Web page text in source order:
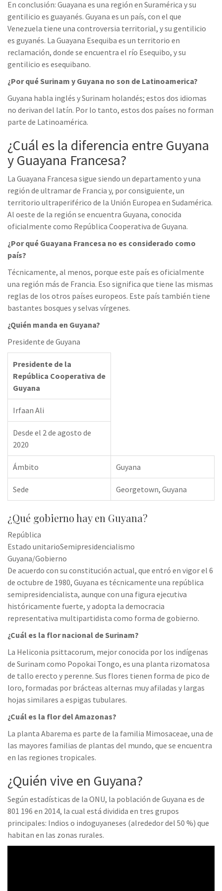
En conclusión: Guayana es una región en Suramérica y su
gentilicio es guayanés. Guyana es un país, con el que
Venezuela tiene una controversia territorial, y su gentilicio
es guyanés. La Guayana Esequiba es un territorio en
reclamación, donde se encuentra el río Esequibo, y su
gentilicio es esequibano.
¿Por qué Surinam y Guyana no son de Latinoamerica?
Guyana habla inglés y Surinam holandés; estos dos idiomas
no derivan del latín. Por lo tanto, estos dos países no forman
parte de Latinoamérica.
¿Cuál es la diferencia entre Guyana
y Guayana Francesa?
La Guayana Francesa sigue siendo un departamento y una
región de ultramar de Francia y, por consiguiente, un
territorio ultraperiférico de la Unión Europea en Sudamérica.
Al oeste de la región se encuentra Guyana, conocida
oficialmente como República Cooperativa de Guyana.
¿Por qué Guayana Francesa no es considerado como
país?
Técnicamente, al menos, porque este país es oficialmente
una región más de Francia. Eso significa que tiene las mismas
reglas de los otros países europeos. Este país también tiene
bastantes bosques y selvas vírgenes.
¿Quién manda en Guyana?
Presidente de Guyana
Presidente de la
República Cooperativa de
Guyana
Irfaan Ali
Desde el 2 de agosto de
2020
Ámbito Guyana
Sede Georgetown, Guyana
¿Qué gobierno hay en Guyana?
República
Estado unitarioSemipresidencialismo
Guyana/Gobierno
De acuerdo con su constitución actual, que entró en vigor el 6
de octubre de 1980, Guyana es técnicamente una república
semipresidencialista, aunque con una figura ejecutiva
históricamente fuerte, y adopta la democracia
representativa multipartidista como forma de gobierno.
¿Cuál es la flor nacional de Surinam?
La Heliconia psittacorum, mejor conocida por los indígenas
de Surinam como Popokai Tongo, es una planta rizomatosa
de tallo erecto y perenne. Sus flores tienen forma de pico de
loro, formadas por brácteas alternas muy afiladas y largas
hojas similares a espigas tubulares.
¿Cuál es la flor del Amazonas?
La planta Abarema es parte de la familia Mimosaceae, una de
las mayores familias de plantas del mundo, que se encuentra
en las regiones tropicales.
¿Quién vive en Guyana?
Según estadísticas de la ONU, la población de Guyana es de
801 196 en 2014, la cual está dividida en tres grupos
principales: Indios o indoguyaneses (alrededor del 50 %) que
habitan en las zonas rurales.